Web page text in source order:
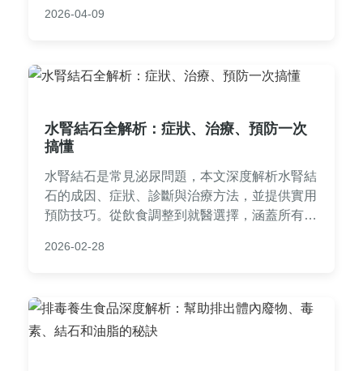
醫時機與日常保健，解決所有相關疑問。
2026-04-09
水腎結石全解析：症狀、治療、預防一次
搞懂
水腎結石是常見泌尿問題，本文深度解析水腎結
石的成因、症狀、診斷與治療方法，並提供實用
預防技巧。從飲食調整到就醫選擇，涵蓋所有你
2026-02-28